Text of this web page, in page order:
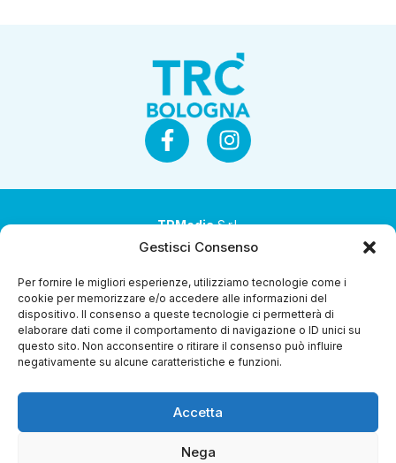
Gestisci Consenso
Per fornire le migliori esperienze, utilizziamo tecnologie come i
cookie per memorizzare e/o accedere alle informazioni del
dispositivo. Il consenso a queste tecnologie ci permetterà di
elaborare dati come il comportamento di navigazione o ID unici su
questo sito. Non acconsentire o ritirare il consenso può influire
negativamente su alcune caratteristiche e funzioni.
Accetta
Nega
TRMediaS.r.l.
Società a socio unico
Società sottoposta ad attività di direzione e
coordinamento da parte di Coop Alleanza 3.0 Soc. Coop.
Sede legale: via Ragazzi del ’99 nr. 51 42124 Reggio Emilia
(RE)
Capitale sociale € 1.040.000 i.v.
Diretta Streaming